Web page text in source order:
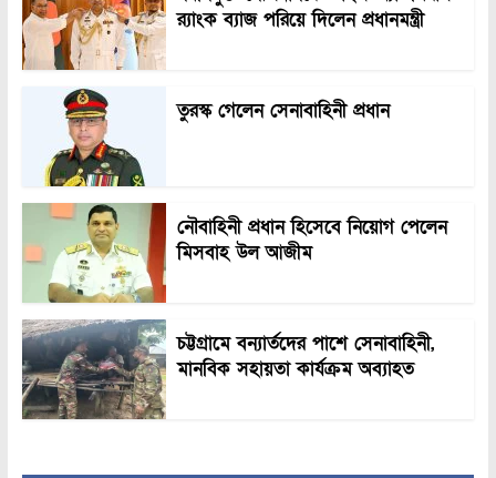
র‍্যাংক ব্যাজ পরিয়ে দিলেন প্রধানমন্ত্রী
তুরস্ক গেলেন সেনাবাহিনী প্রধান
নৌবাহিনী প্রধান হিসেবে নিয়োগ পেলেন
মিসবাহ উল আজীম
চট্টগ্রামে বন্যার্তদের পাশে সেনাবাহিনী,
মানবিক সহায়তা কার্যক্রম অব্যাহত